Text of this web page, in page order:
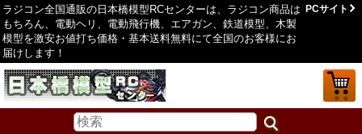
ラジコン全国通販の日本橋模型RCセンターは、ラジコン商品は
もちろん、電動ヘリ、電動飛行機、エアガン、鉄道模型、木製
模型を激安お値打ち価格・基本送料無料にて全国のお客様にお
届けします！
PCサイト